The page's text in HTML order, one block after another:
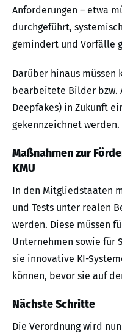
Anforderungen – etwa
durchgeführt,
gemindert und Vorfälle
Darüber hinaus
bearbeitete Bilder bzw.
Deepfakes) in Zukunft
gekennzeichnet werden.
Maßnahmen zur
KMU
In den Mitgliedstaaten
und Tests unter realen
werden. Diese müssen
Unternehmen sowie für
sie innovative KI-
können, bevor sie auf
Nächste Schritte
Die Verordnung wird